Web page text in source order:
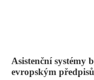
Asistenční systémy
evropským